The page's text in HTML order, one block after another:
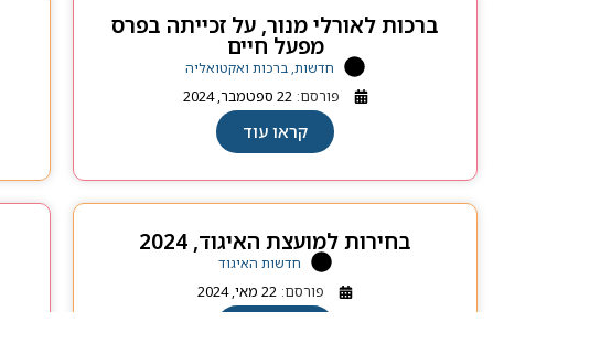
ברכות לאורלי מנור, על זכייתה בפרס
מפעל חיים
חדשות, ברכות ואקטואליה
פורסם: 22 ספטמבר, 2024
קראו עוד
בחירות למועצת האיגוד, 2024
חדשות האיגוד
פורסם: 22 מאי, 2024